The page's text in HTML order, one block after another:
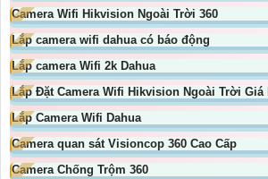
Camera Wifi Hikvision Ngoài Trời 360
Lắp camera wifi dahua có báo động
Lắp camera Wifi 2k Dahua
Lắp Đặt Camera Wifi Hikvision Ngoài Trời Giá
Lắp Camera Wifi Dahua
Camera quan sát Visioncop 360 Cao Cấp
Camera Chống Trộm 360